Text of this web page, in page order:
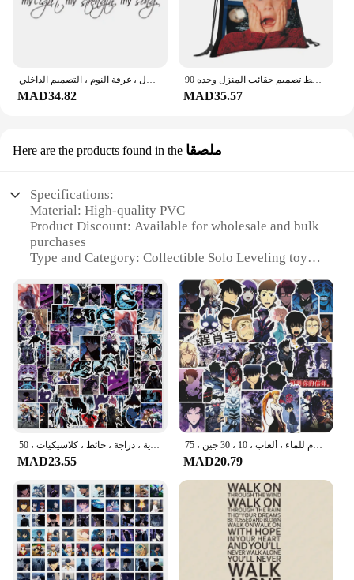
ملصقات حائط من الفينيل مع اقتباس إسبانية ، شارات مع المسيح وحده ، أأمل مفقود ، للمنزل ، غرفة النوم ، التصميم الداخلي ، dw8330
MAD34.82
المنزل وحده في سن المراهقة طالب كلية على ظهره نمط تصميم حقائب المنزل وحده 90S فيلم كيفن Macaulay Culkin الرجعية الحنين جو
MAD35.57
Here are the products found in the ملصقا
Specifications:
Material: High-quality PVC
Product Discount: Available for wholesale and bulk
purchases
Type and Category: Collectible Solo Leveling toy
Design and Style: Intricate and detailed character
designs
Usage and Purpose: Collectible, display, and gifting
Performance and Property: Durable and resistant to
wear
Parts and Accessories: Comes with multiple figures
and accessories
Features:
|Vendors|
**Captivating Design and Durability**
The Solo Leveling toy set is not just a collection of
figures; it's a celebration of the vibrant and dynamic
world of the Solo Leveling series. Each figure is
meticulously crafted from high-quality PVC,
ensuring that they are both durable and visually
striking. The intricate detailing on each character
captures the essence of the series, making them an
ملصقات أنيمي منفردة للتسوية ، ملصقات سونغ جين وو ، ألعاب أطفال ، سيارة ، لاب توب ، دراجة نارية ، دراجة ، حائط ، كلاسيكيات ، 50
MAD23.55
ملصقات أنيمي منفردة لتسوية الأطفال ، سونغ وو ، الشارات ، دراجة نارية ، لاب توب ، هاتف ، سيارة ، أمتعة ، ملصق مقاوم للماء ، ألعاب ، 10 ، 30 جين ، 75
MAD20.79